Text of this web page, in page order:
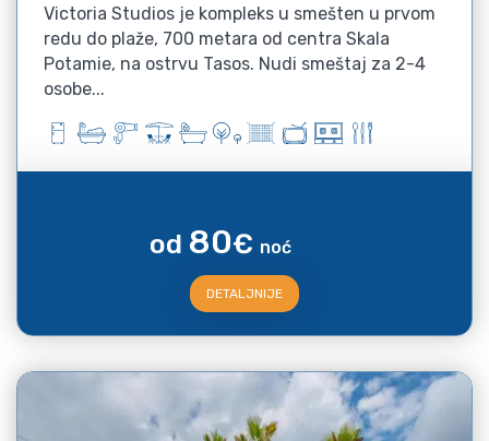
Victoria Studios je kompleks u smešten u prvom
redu do plaže, 700 metara od centra Skala
Potamie, na ostrvu Tasos. Nudi smeštaj za 2-4
osobe...
od 80€ noć
DETALJNIJE